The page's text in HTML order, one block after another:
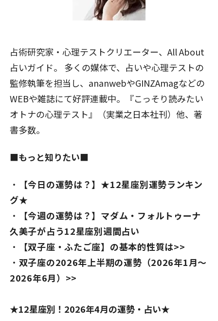
占術研究家・心理テストクリエーター、All About
占いガイド。 多くの媒体で、占いや心理テストの
監修執筆を担当し、ananwebやGINZAmagなどの
WEBや雑誌にて好評連載中。『こっそり読みたい
オトナの心理テスト』（実業之日本社刊）他、著
書多数。
■もっと知りたい■
【今日の運勢は？】★12星座別運勢ランキン
グ★
【今週の運勢は？】マダム・フォルトゥーナ
久美子が占う12星座別週間占い
【双子座・ふたご座】の基本的性質は>>
双子座の2026年上半期の運勢（2026年1月～
2026年6月）>>
★12星座別！2026年4月の運勢・占い★